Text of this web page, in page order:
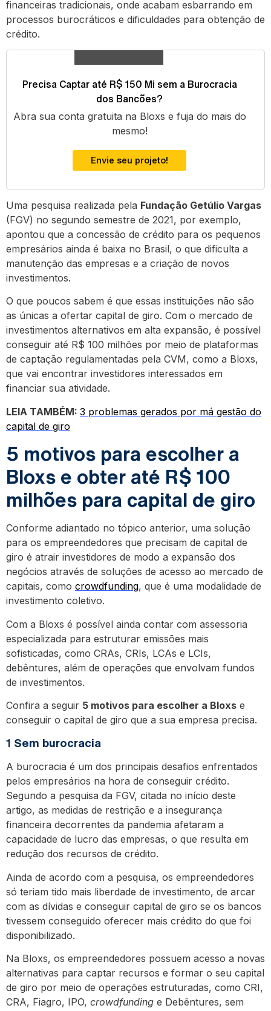
financeiras tradicionais, onde acabam esbarrando em
processos burocráticos e dificuldades para obtenção de
crédito.
Precisa Captar até R$ 150 Mi sem a Burocracia
dos Bancões?
Abra sua conta gratuita na Bloxs e fuja do mais do
mesmo!
Envie seu projeto!
Uma pesquisa realizada pela Fundação Getúlio Vargas
(FGV) no segundo semestre de 2021, por exemplo,
apontou que a concessão de crédito para os pequenos
empresários ainda é baixa no Brasil, o que dificulta a
manutenção das empresas e a criação de novos
investimentos.
O que poucos sabem é que essas instituições não são
as únicas a ofertar capital de giro. Com o mercado de
investimentos alternativos em alta expansão, é possível
conseguir até R$ 100 milhões por meio de plataformas
de captação regulamentadas pela CVM, como a Bloxs,
que vai encontrar investidores interessados em
financiar sua atividade.
LEIA TAMBÉM: 3 problemas gerados por má gestão do
capital de giro
5 motivos para escolher a
Bloxs e obter até R$ 100
milhões para capital de giro
Conforme adiantado no tópico anterior, uma solução
para os empreendedores que precisam de capital de
giro é atrair investidores de modo a expansão dos
negócios através de soluções de acesso ao mercado de
capitais, como crowdfunding, que é uma modalidade de
investimento coletivo.
Com a Bloxs é possível ainda contar com assessoria
especializada para estruturar emissões mais
sofisticadas, como CRAs, CRIs, LCAs e LCIs,
debêntures, além de operações que envolvam fundos
de investimentos.
Confira a seguir 5 motivos para escolher a Bloxs e
conseguir o capital de giro que a sua empresa precisa.
1 Sem burocracia
A burocracia é um dos principais desafios enfrentados
pelos empresários na hora de conseguir crédito.
Segundo a pesquisa da FGV, citada no início deste
artigo, as medidas de restrição e a insegurança
financeira decorrentes da pandemia afetaram a
capacidade de lucro das empresas, o que resulta em
redução dos recursos de crédito.
Ainda de acordo com a pesquisa, os empreendedores
só teriam tido mais liberdade de investimento, de arcar
com as dívidas e conseguir capital de giro se os bancos
tivessem conseguido oferecer mais crédito do que foi
disponibilizado.
Na Bloxs, os empreendedores possuem acesso a novas
alternativas para captar recursos e formar o seu capital
de giro por meio de operações estruturadas, como CRI,
CRA, Fiagro, IPO, crowdfunding e Debêntures, sem